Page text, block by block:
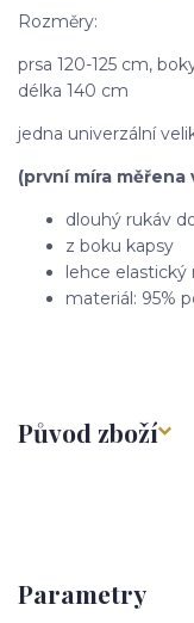
Rozměry:
prsa 120-125 cm,
délka 140 cm
jedna univerzální
(první míra
dlouhý rukáv
z boku kapsy
lehce elastický
materiál: 95%
Původ zboží
Parametry